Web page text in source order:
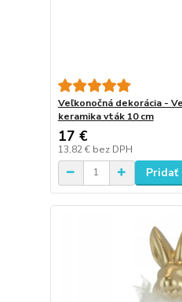
Veľkonočná dekorácia -
keramika vták 10 cm
17 €
13,82 € bez DPH
Pridať